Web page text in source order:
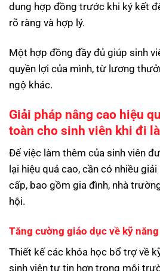
dung hợp đồng trước khi ký kết
rõ ràng và hợp lý.
Một hợp đồng đầy đủ giúp sinh
quyền lợi của mình, từ lương
ngộ khác.
Giải pháp nâng cao hiệu
toàn cho sinh viên khi đi
Để việc làm thêm của sinh viên
lại hiệu quả cao, cần có nhiều
cấp, bao gồm gia đình, nhà
hội.
Tăng cường giáo dục về kỹ
Thiết kế các khóa học bổ trợ về
sinh viên tự tin hơn trong môi